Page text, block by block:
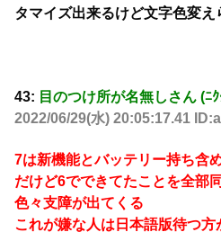
タマイズ出来るけど文字色変え
43: 目のつけ所が名無しさん (ﾆ
2022/06/29(水) 20:05:17.41
7は新機能とバッテリー持ち含
だけど6でできてたことを全部
色々支障が出てくる
これが嫌な人は日本語版待つ方